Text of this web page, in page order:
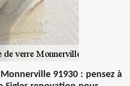
91930 : pensez à